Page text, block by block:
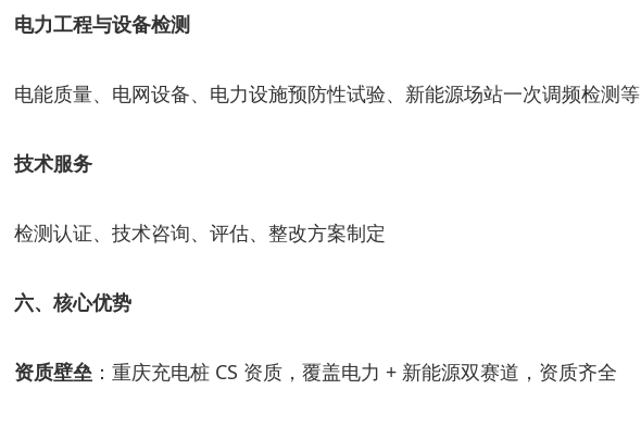
电力工程与设备检测
电能质量、电网设备、电力设施预防性试验、新能源场站一次调频检测等
技术服务
检测认证、技术咨询、评估、整改方案制定
六、核心优势
资质壁垒 ：重庆充电桩 CS 资质，覆盖电力 + 新能源双赛道，资质齐全